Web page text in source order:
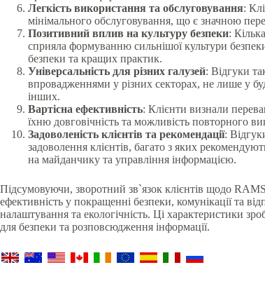
Легкість використання та обслуговування:
мінімального обслуговування, що є значною
Позитивний вплив на культуру безпеки:
сприяла формуванню сильнішої культури
безпеки та кращих практик.
Універсальність для різних галузей: Відгуки
впровадженнями у різних секторах, не лише у
інших.
Вартісна ефективність: Клієнти визнали
їхню довговічність та можливість повторного
Задоволеність клієнтів та рекомендації:
задоволення клієнтів, багато з яких
на майданчику та управління інформацією.
Підсумовуючи, зворотний зв`язок клієнтів щодо
ефективність у покращенні безпеки, комунікації та
налаштування та екологічність. Ці характеристики
для безпеки та розповсюдження інформації.